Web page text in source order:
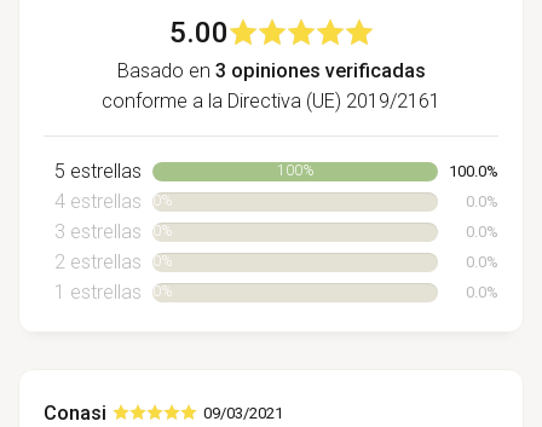
5.00
Basado en 3 opiniones verificadas
conforme a la Directiva (UE) 2019/2161
5 estrellas 100% 100.0%
4 estrellas 0% 0.0%
3 estrellas 0% 0.0%
2 estrellas 0% 0.0%
1 estrellas 0% 0.0%
Conasi 09/03/2021